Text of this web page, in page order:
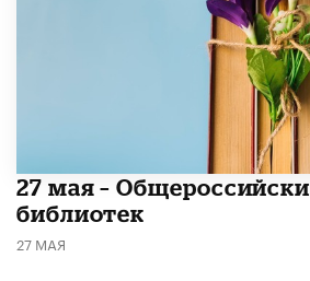
​27 мая –
библиотек
27 МАЯ